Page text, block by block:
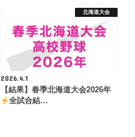
北海道大会
2026.4.1
【結果】春季北海道大会2026年
全試合結…